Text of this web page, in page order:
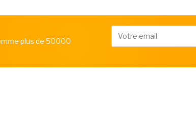
plus de 50000